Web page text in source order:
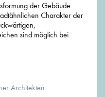
der Gebäude
Charakter der
sind möglich bei
Architekten